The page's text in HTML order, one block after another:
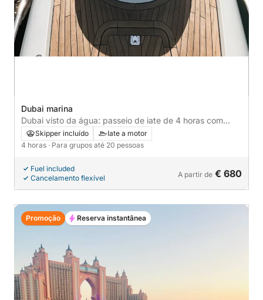
Dubai marina
Dubai visto da água: passeio de iate de 4 horas com
churrasco e refrescos
Skipper incluído
Iate a motor
4 horas · Para grupos até 20 pessoas
Fuel included
Cancelamento flexível
A partir de € 680
Promoção Reserva instantânea